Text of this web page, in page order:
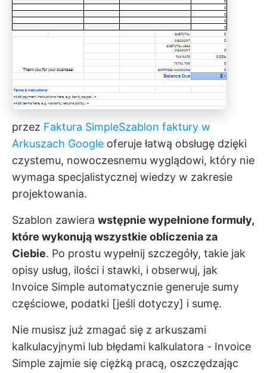
przez Faktura SimpleSzablon faktury w
Arkuszach Google oferuje łatwą obsługę dzięki
czystemu, nowoczesnemu wyglądowi, który nie
wymaga specjalistycznej wiedzy w zakresie
projektowania.
Szablon zawiera wstępnie wypełnione formuły,
które wykonują wszystkie obliczenia za
Ciebie. Po prostu wypełnij szczegóły, takie jak
opisy usług, ilości i stawki, i obserwuj, jak
Invoice Simple automatycznie generuje sumy
częściowe, podatki [jeśli dotyczy] i sumę.
Nie musisz już zmagać się z arkuszami
kalkulacyjnymi lub błędami kalkulatora - Invoice
Simple zajmie się ciężką pracą, oszczędzając